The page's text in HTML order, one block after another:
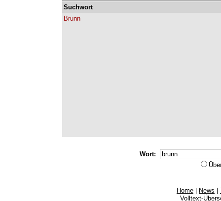
Suchwort
Brunn
Wort:
Home News
Volltext-